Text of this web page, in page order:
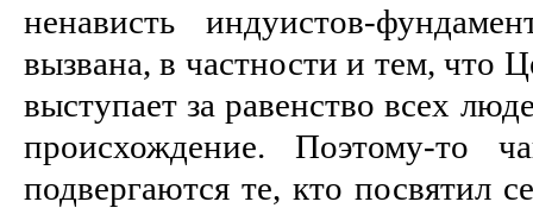
ненависть индуистов-
вызвана, в частности и тем, что
выступает за равенство всех
происхождение. Поэтому-то
подвергаются те, кто посвятил